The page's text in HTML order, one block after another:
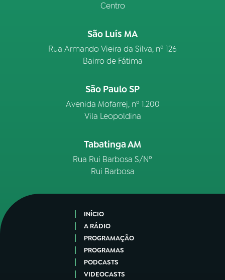
Centro
São Luís MA
Rua Armando Vieira da Silva, nº 126
Bairro de Fátima
São Paulo SP
Avenida Mofarrej, nº 1.200
Vila Leopoldina
Tabatinga AM
Rua Rui Barbosa S/Nº
Rui Barbosa
INÍCIO
A RÁDIO
PROGRAMAÇÃO
PROGRAMAS
PODCASTS
VIDEOCASTS